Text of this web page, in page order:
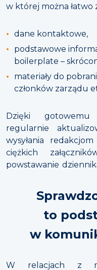
w której można łatwo
dane kontaktowe,
podstawowe
boilerplate –
materiały do
członków zarządu
Dzięki gotowemu
regularnie
wysyłania
ciężkich
powstawanie
to
w
W relacjach z